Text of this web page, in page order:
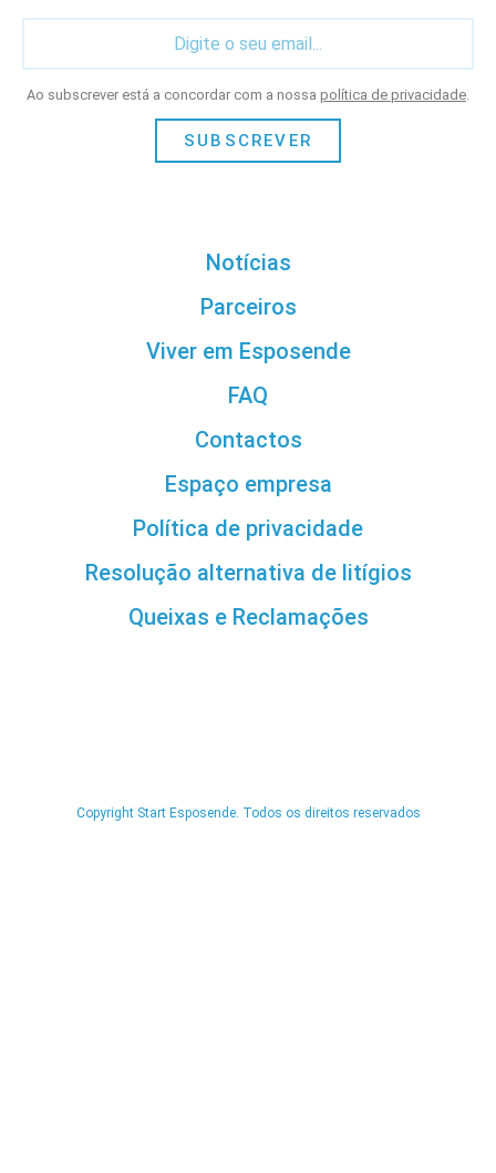
Ao subscrever está a concordar com a nossa política de privacidade.
SUBSCREVER
Notícias
Parceiros
Viver em Esposende
FAQ
Contactos
Espaço empresa
Política de privacidade
Resolução alternativa de litígios
Queixas e Reclamações
Copyright Start Esposende. Todos os direitos reservados